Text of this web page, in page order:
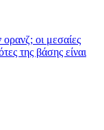
οι μεσαίες
της βάσης είναι